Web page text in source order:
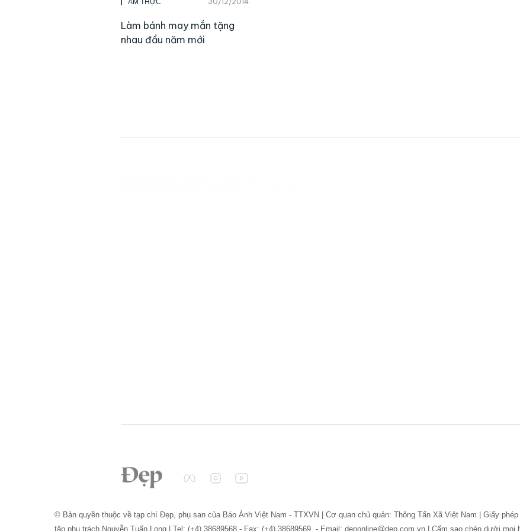
Làm bánh may mắn tặng
nhau đầu năm mới
© Bản quyền thuộc về tạp chí Đẹp, phụ san của Báo Ảnh Việt Nam - TTXVN | Cơ quan chủ quản: Thông Tấn Xã Việt Nam | Giấy
tập phụ trách Nguyễn Tuấn Long | Tel: (+4) 38689568 - Fax: (+4) 38689569. - Email: deponline@dep.com.vn | Cấm sao chép dưới